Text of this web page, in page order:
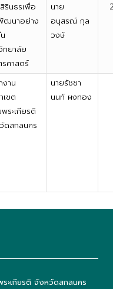
รินธรเพื่อ
ฒนาอย่าง
ทยาลัย
รศาสตร์
นาย
อนุสรณ์ กุล
วงษ์
งาน
เขต
พระเกียรติ
ดสกลนคร
นายรัชชา
นนท์ ผงทอง
ระเกียรติ จังหวัดสกลนคร